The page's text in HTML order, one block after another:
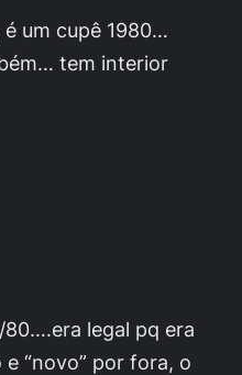
um cupê 1980…
tem interior
legal pq era
“novo” por fora, o